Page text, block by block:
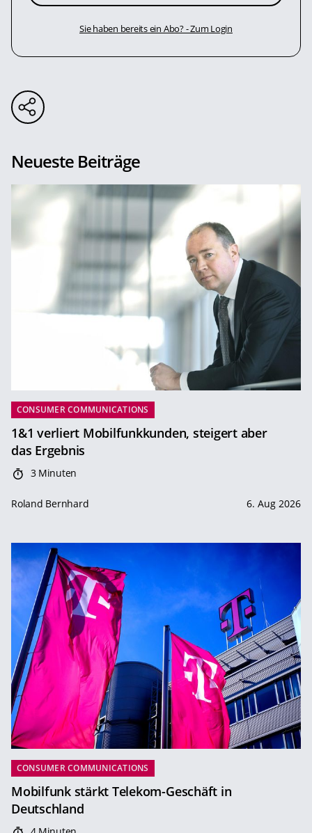
Sie haben bereits ein Abo? - Zum Login
Neueste Beiträge
CONSUMER COMMUNICATIONS
1&1 verliert Mobilfunkkunden, steigert aber
das Ergebnis
3 Minuten
Roland Bernhard 6. Aug 2026
CONSUMER COMMUNICATIONS
Mobilfunk stärkt Telekom-Geschäft in
Deutschland